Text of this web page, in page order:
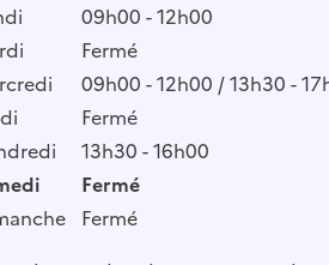
09h00 - 12h00
Fermé
09h00 - 12h00 / 13h30 -
Fermé
13h30 - 16h00
Fermé
Fermé